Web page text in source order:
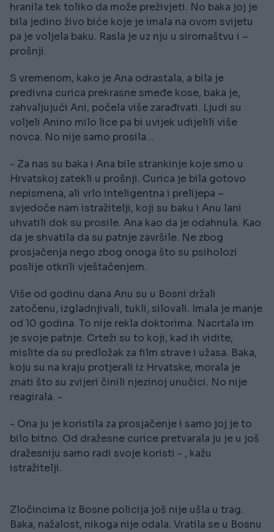
hranila tek toliko da može preživjeti. No baka joj je
bila jedino živo biće koje je imala na ovom svijetu
pa je voljela baku. Rasla je uz nju u siromaštvu i –
prošnji.
S vremenom, kako je Ana odrastala, a bila je
predivna curica prekrasne smeđe kose, baka je,
zahvaljujući Ani, počela više zarađivati. Ljudi su
voljeli Anino milo lice pa bi uvijek udijelili više
novca. No nije samo prosila...
- Za nas su baka i Ana bile strankinje koje smo u
Hrvatskoj zatekli u prošnji. Curica je bila gotovo
nepismena, ali vrlo inteligentna i prelijepa –
svjedoče nam istražitelji, koji su baku i Anu lani
uhvatili dok su prosile. Ana kao da je odahnula. Kao
da je shvatila da su patnje završile. Ne zbog
prosjačenja nego zbog onoga što su psiholozi
poslije otkrili vještačenjem.
Više od godinu dana Anu su u Bosni držali
zatočenu, izgladnjivali, tukli, silovali. Imala je manje
od 10 godina. To nije rekla doktorima. Nacrtala im
je svoje patnje. Crteži su to koji, kad ih vidite,
mislite da su predložak za film strave i užasa. Baka,
koju su na kraju protjerali iz Hrvatske, morala je
znati što su zvijeri činili njezinoj unučici. No nije
reagirala. -
- Ona ju je koristila za prosjačenje i samo joj je to
bilo bitno. Od dražesne curice pretvarala ju je u još
dražesniju samo radi svoje koristi - , kažu
istražitelji.
Zločincima iz Bosne policija još nije ušla u trag.
Baka, nažalost, nikoga nije odala. Vratila se u Bosnu